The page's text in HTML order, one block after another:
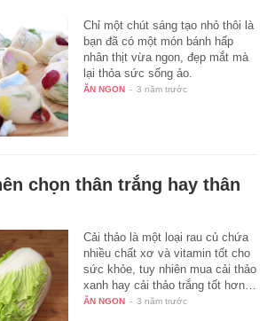
Chỉ một chút sáng tạo nhỏ thôi là
bạn đã có một món bánh hấp
nhân thịt vừa ngon, đẹp mắt mà
lại thỏa sức sống ảo.
ĂN NGON - 3 năm trước
chọn thân trắng hay thân
Cải thảo là một loại rau củ chứa
nhiều chất xơ và vitamin tốt cho
sức khỏe, tuy nhiên mua cải thảo
xanh hay cải thảo trắng tốt hơn…
ĂN NGON - 3 năm trước